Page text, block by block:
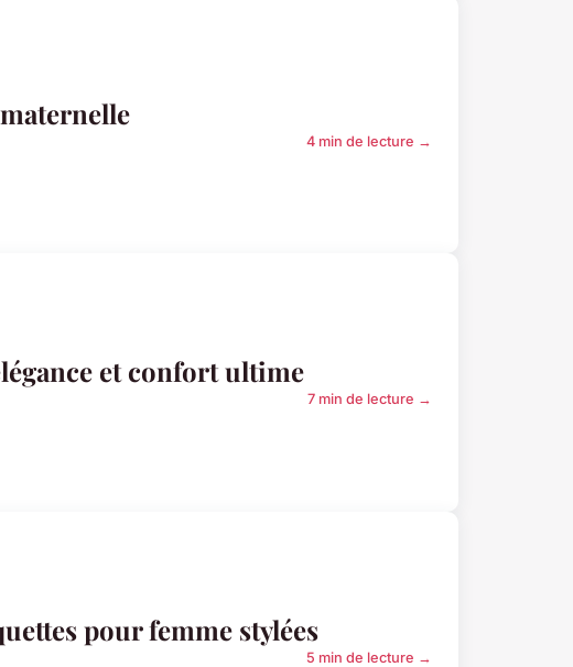
4 min de lecture →
et confort ultime
7 min de lecture →
pour femme stylées
5 min de lecture →